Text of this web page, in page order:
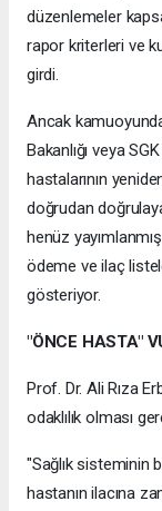
düzenlemeler
rapor kriterleri ve
girdi.
Ancak
Bakanlığı veya
hastalarının
doğrudan
henüz
ödeme ve ilaç
gösteriyor.
"ÖNCE HASTA"
Prof. Dr. Ali Rıza
odaklılık olması
"Sağlık sisteminin
hastanın ilacına